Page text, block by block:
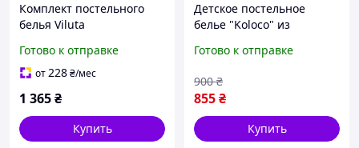
Комплект постельного
белья Viluta
беж Сатин Twill 807
Готово к отправке
от228₴/мес
1 365₴
Купить
Детское постельное
белье "Koloco" из
сатина.
Готово к отправке
855₴
900 ₴
Купить